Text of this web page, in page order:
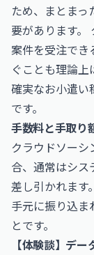
ため、まとま
要があります。
案件を受注でき
ぐことも理論
確実なお小遣い
です。
手数料と手取り
クラウドソー
合、通常はシ
差し引かれます
手元に振り込ま
とです。
【体験談】デ